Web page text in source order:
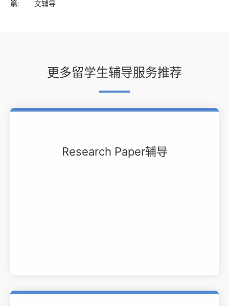
篇:
文辅导
更多留学生辅导服务推荐
Research Paper辅导